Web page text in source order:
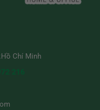
Chí Minh